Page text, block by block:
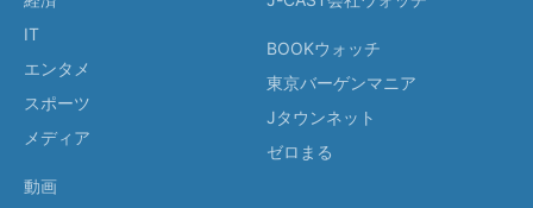
IT
エンタメ
スポーツ
メディア
動画
BOOKウォッチ
東京バーゲンマニア
Jタウンネット
ゼロまる